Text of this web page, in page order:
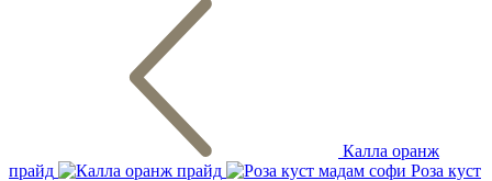
Калла оранж
прайд
Роза куст